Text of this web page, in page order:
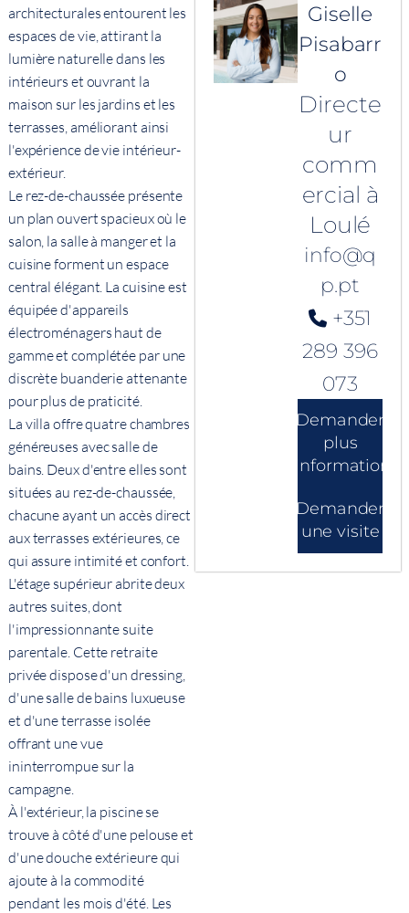
architecturales entourent les
espaces de vie, attirant la
lumière naturelle dans les
intérieurs et ouvrant la
maison sur les jardins et les
terrasses, améliorant ainsi
l'expérience de vie intérieur-
extérieur.
Le rez-de-chaussée présente
un plan ouvert spacieux où le
salon, la salle à manger et la
cuisine forment un espace
central élégant. La cuisine est
équipée d'appareils
électroménagers haut de
gamme et complétée par une
discrète buanderie attenante
pour plus de praticité.
La villa offre quatre chambres
généreuses avec salle de
bains. Deux d'entre elles sont
situées au rez-de-chaussée,
chacune ayant un accès direct
aux terrasses extérieures, ce
qui assure intimité et confort.
L'étage supérieur abrite deux
autres suites, dont
l'impressionnante suite
parentale. Cette retraite
privée dispose d'un dressing,
d'une salle de bains luxueuse
et d'une terrasse isolée
offrant une vue
ininterrompue sur la
campagne.
À l'extérieur, la piscine se
trouve à côté d'une pelouse et
d'une douche extérieure qui
ajoute à la commodité
pendant les mois d'été. Les
Giselle
Pisabarr
o
Directe
ur
comm
ercial à
Loulé
info@q
p.pt
+351
289 396
073
Demander
plus
d'informations
Demander
une visite